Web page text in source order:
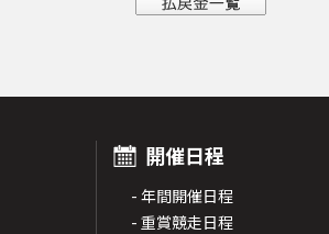
開催日程
- 年間開催日程
- 重賞競走日程